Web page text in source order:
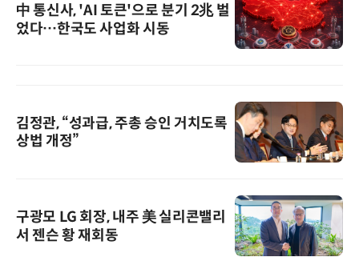
中 통신사, 'AI 토큰'으로 분기 2兆 벌
었다…한국도 사업화 시동
김정관, “성과급, 주총 승인 거치도록
상법 개정”
구광모 LG 회장, 내주 美 실리콘밸리
서 젠슨 황 재회동